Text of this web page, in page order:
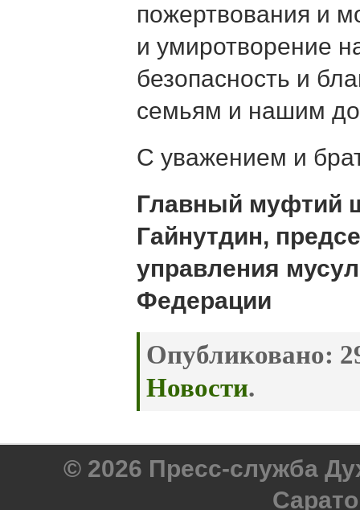
пожертвования и
и умиротворение
безопасность и
семьям и нашим
С уважением и
Главный муфтий
Гайнутдин,
управления
Федерации
Опубликовано:
Новости.
© 2026 Пресс-служба